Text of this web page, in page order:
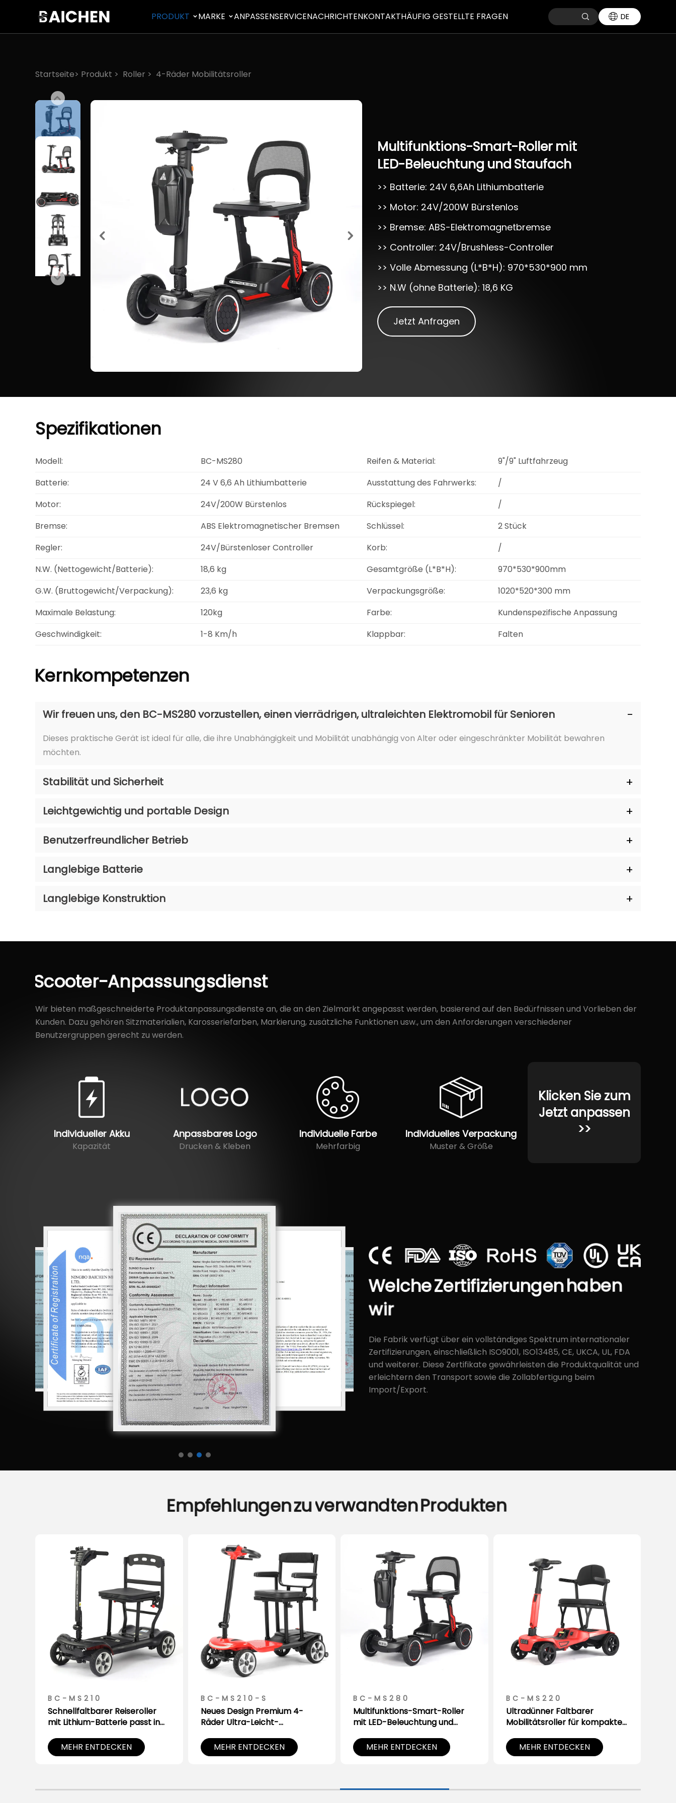
PRODUKT MARKE ANPASSENSERVICENACHRICHTENKONTAKTHÄUFIG GESTELLTE FRAGEN DE
Startseite> Produkt > Roller > 4-Räder Mobilitätsroller
Multifunktions-Smart-Rollermit
LED-Beleuchtung undStaufach
>> Batterie: 24V 6,6Ah Lithiumbatterie
>> Motor: 24V/200W Bürstenlos
>> Bremse: ABS-Elektromagnetbremse
>> Controller: 24V/Brushless-Controller
>> Volle Abmessung (L*B*H): 970*530*900 mm
>> N.W (ohne Batterie): 18,6 KG
Jetzt Anfragen
Spezifikationen
Modell: BC-MS280 Reifen & Material:
9"/9" Luftfahrzeug
Batterie:
24 V 6,6 Ah Lithiumbatterie Ausstattung des Fahrwerks:
/
Motor:
24V/200W Bürstenlos Rückspiegel:
/
Bremse:
ABS Elektromagnetischer Bremsen Schlüssel:
2 Stück
Regler:
24V/Bürstenloser Controller Korb:
/
N.W. (Nettogewicht/Batterie):
18,6 kg Gesamtgröße (L*B*H):
970*530*900mm
G.W. (Bruttogewicht/Verpackung):
23,6 kg Verpackungsgröße:
1020*520*300 mm
Maximale Belastung:
120kg Farbe:
Kundenspezifische Anpassung
Geschwindigkeit:
1-8 Km/h Klappbar: Falten
Kernkompetenzen
Wir freuen uns, den BC-MS280 vorzustellen, einen vierrädrigen, ultraleichten Elektromobil für Senioren
Dieses praktische Gerät ist ideal für alle, die ihre Unabhängigkeit und Mobilität unabhängig von Alter oder eingeschränkter Mobilität bewahren
möchten.
Stabilität und Sicherheit
Leichtgewichtig und portable Design
Benutzerfreundlicher Betrieb
Langlebige Batterie
Langlebige Konstruktion
Scooter-Anpassungsdienst
Wir bieten maßgeschneiderte Produktanpassungsdienste an, die an den Zielmarkt angepasst werden, basierend auf den Bedürfnissen und Vorlieben der
Kunden. Dazu gehören Sitzmaterialien, Karosseriefarben, Markierung, zusätzliche Funktionen usw., um den Anforderungen verschiedener
Benutzergruppen gerecht zu werden.
Individueller Akku
Kapazität
Anpassbares Logo
Drucken & Kleben
Individuelle Farbe
Mehrfarbig
Individuelles Verpackung
Muster & Größe
Klicken Sie zum
Jetzt anpassen
>>
WelcheZertifizierungenhaben
wir
Die Fabrik verfügt über ein vollständiges Spektrum internationaler
Zertifizierungen, einschließlich ISO9001, ISO13485, CE, UKCA, UL, FDA
und weiterer. Diese Zertifikate gewährleisten die Produktqualität und
erleichtern den Transport sowie die Zollabfertigung beim
Import/Export.
EmpfehlungenzuverwandtenProdukten
BC-MS210
Schnellfaltbarer Reiseroller
mit Lithium-Batterie passt in
MEHR ENTDECKEN
BC-MS210-S
Neues Design Premium 4-
Räder Ultra-Leicht-
MEHR ENTDECKEN
BC-MS280
Multifunktions-Smart-Roller
mit LED-Beleuchtung und
MEHR ENTDECKEN
BC-MS220
Ultradünner Faltbarer
Mobilitätsroller für kompakte
MEHR ENTDECKEN